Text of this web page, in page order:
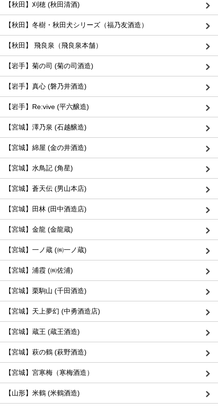
【秋田】刈穂 (秋田清酒)
【秋田】冬樹・秋田犬シリーズ（福乃友酒造）
【秋田】 飛良泉（飛良泉本舗）
【岩手】菊の司 (菊の司酒造)
【岩手】真心 (磐乃井酒造)
【岩手】Re:vive (平六醸造)
【宮城】澤乃泉 (石越醸造)
【宮城】綿屋 (金の井酒造)
【宮城】水鳥記 (角星)
【宮城】蒼天伝 (男山本店)
【宮城】田林 (田中酒造店)
【宮城】金龍 (金龍蔵)
【宮城】一ノ蔵 (㈱一ノ蔵)
【宮城】浦霞 (㈱佐浦)
【宮城】栗駒山 (千田酒造)
【宮城】天上夢幻 (中勇酒造店)
【宮城】蔵王 (蔵王酒造)
【宮城】萩の鶴 (萩野酒造)
【宮城】宮寒梅（寒梅酒造）
【山形】米鶴 (米鶴酒造)